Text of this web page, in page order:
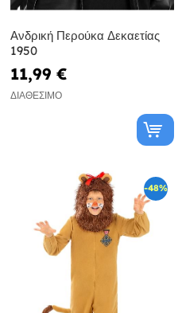
Ανδρική Περούκα Δεκαετίας
1950
11,99 €
ΔΙΑΘΈΣΙΜΟ
-48%